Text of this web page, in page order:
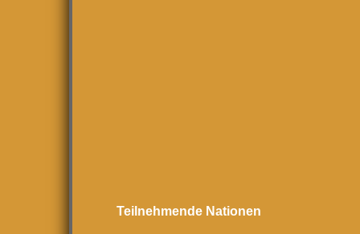
Teilnehmende Nationen